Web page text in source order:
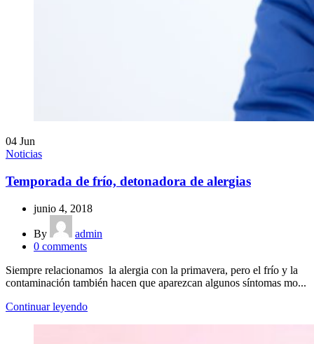
04 Jun
Noticias
Temporada de frío, detonadora de alergias
junio 4, 2018
By
admin
0 comments
Siempre relacionamos la alergia con la primavera, pero el frío y la
contaminación también hacen que aparezcan algunos síntomas mo...
Continuar leyendo